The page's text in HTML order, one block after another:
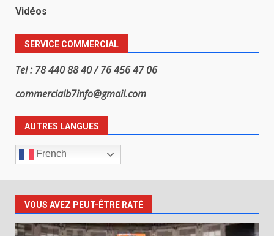
Vidéos
SERVICE COMMERCIAL
Tel : 78 440 88 40 / 76 456 47 06
commercialb7info@gmail.com
AUTRES LANGUES
French
VOUS AVEZ PEUT-ÊTRE RATÉ